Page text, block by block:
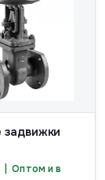
задвижки
| Оптом и в